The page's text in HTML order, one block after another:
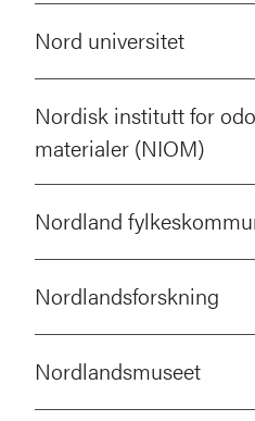
Nord universitet
Nordisk institutt for
materialer (NIOM)
Nordland
Nordlandsforskning
Nordlandsmuseet